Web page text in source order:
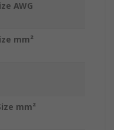
AWG
mm²
mm²